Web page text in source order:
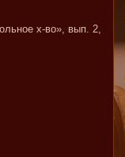
х-во», вып. 2,